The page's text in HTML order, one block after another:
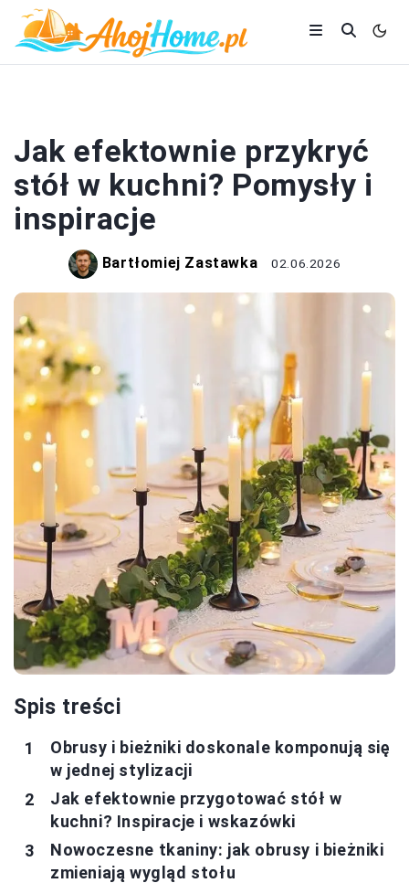
Jak efektownie przykryć
stół w kuchni? Pomysły i
inspiracje
Bartłomiej Zastawka 02.06.2026
Spis treści
Obrusy i bieżniki doskonale komponują się
w jednej stylizacji
Jak efektownie przygotować stół w
kuchni? Inspiracje i wskazówki
Nowoczesne tkaniny: jak obrusy i bieżniki
zmieniają wygląd stołu